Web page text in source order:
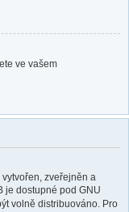
ve vašem
zveřejněn a
je dostupné pod GNU
volně distribuováno. Pro